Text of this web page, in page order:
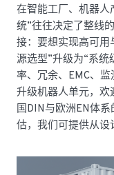
在智能工厂、机器人
统”往往决定了整线
接：要想实现高可用
源选型”升级为“系
率、冗余、EMC、
升级机器人单元，欢
国DIN与欧洲EN体
估，我们可提供从设